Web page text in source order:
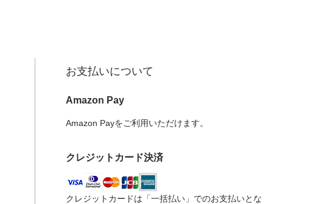
お支払いについて
Amazon Pay
Amazon Payをご利用いただけます。
クレジットカード決済
クレジットカードは「一括払い」でのお支払いとな